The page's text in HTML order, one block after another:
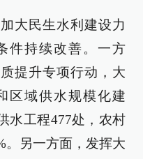
大民生水利建设力
件持续改善。一方
提升专项行动，大
区域供水规模化建
水工程477处，农村
。另一方面，发挥大